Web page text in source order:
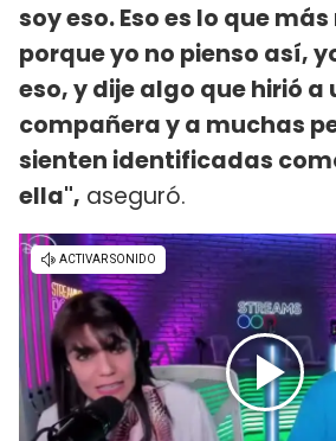
soy eso. Eso es lo que
porque yo no pienso así,
eso, y dije algo que hirió a
compañera y a muchas
sienten identificadas
ella", aseguró.